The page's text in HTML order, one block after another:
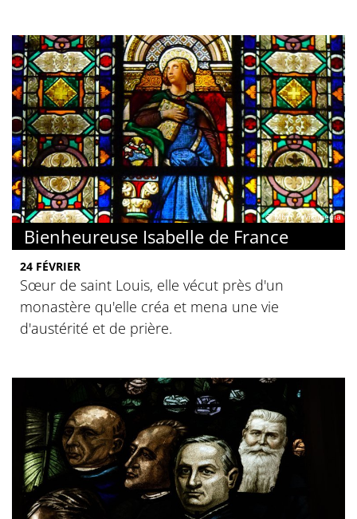
© Mbzt / Wikimedia
Bienheureuse Isabelle de France
24 FÉVRIER
Sœur de saint Louis, elle vécut près d'un
monastère qu'elle créa et mena une vie
d'austérité et de prière.